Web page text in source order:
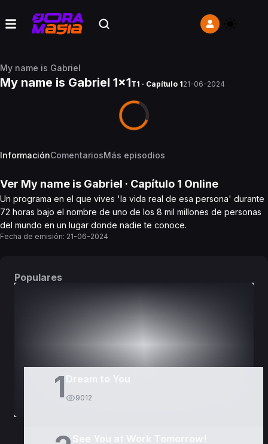
My name is Gabriel
My name is Gabriel 1x1T1 · Capítulo 121-06-2024
InformaciónComentariosMás episodios
Ver My name is Gabriel · Capítulo 1 Online
Un programa en el que vives 'la vida real de esa persona' durante
72 horas bajo el nombre de uno de los 8 mil millones de personas
del mundo en un lugar donde nadie te conoce.
Fecha de emisión: 21-06-2024
Populares
1 9012